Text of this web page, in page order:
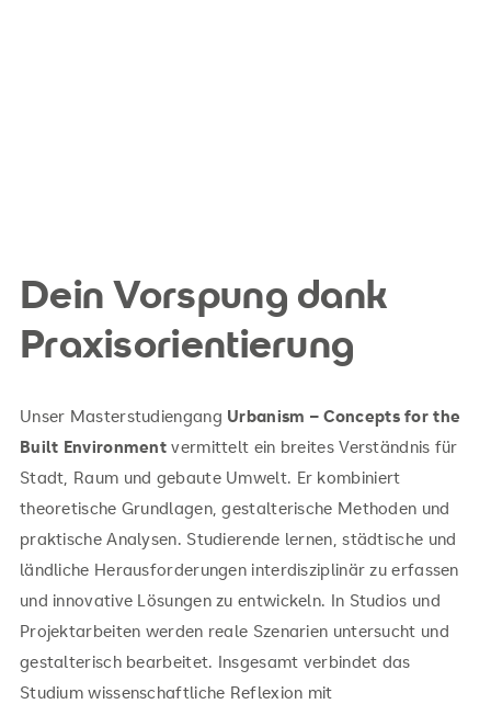
Dein Vorspung dank
Praxisorientierung
Unser Masterstudiengang Urbanism – Concepts for the
Built Environment vermittelt ein breites Verständnis für
Stadt, Raum und gebaute Umwelt. Er kombiniert
theoretische Grundlagen, gestalterische Methoden und
praktische Analysen. Studierende lernen, städtische und
ländliche Herausforderungen interdisziplinär zu erfassen
und innovative Lösungen zu entwickeln. In Studios und
Projektarbeiten werden reale Szenarien untersucht und
gestalterisch bearbeitet. Insgesamt verbindet das
Studium wissenschaftliche Reflexion mit